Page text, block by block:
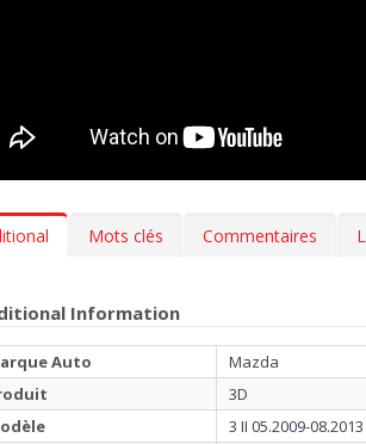
Mots clés Commentaires
Information
Auto
Mazda
3D
3 II 05.2009-08.2013